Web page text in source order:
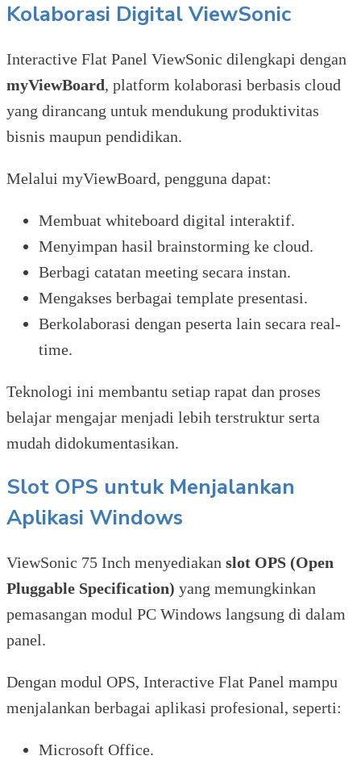
Kolaborasi Digital ViewSonic
Interactive Flat Panel ViewSonic dilengkapi dengan
myViewBoard, platform kolaborasi berbasis cloud
yang dirancang untuk mendukung produktivitas
bisnis maupun pendidikan.
Melalui myViewBoard, pengguna dapat:
Membuat whiteboard digital interaktif.
Menyimpan hasil brainstorming ke cloud.
Berbagi catatan meeting secara instan.
Mengakses berbagai template presentasi.
Berkolaborasi dengan peserta lain secara real-
time.
Teknologi ini membantu setiap rapat dan proses
belajar mengajar menjadi lebih terstruktur serta
mudah didokumentasikan.
Slot OPS untuk Menjalankan
Aplikasi Windows
ViewSonic 75 Inch menyediakan slot OPS (Open
Pluggable Specification) yang memungkinkan
pemasangan modul PC Windows langsung di dalam
panel.
Dengan modul OPS, Interactive Flat Panel mampu
menjalankan berbagai aplikasi profesional, seperti:
Microsoft Office.